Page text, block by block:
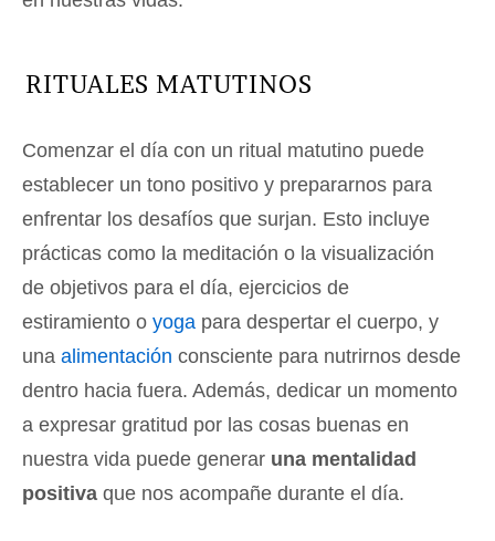
RITUALES MATUTINOS
Comenzar el día con un ritual matutino puede
establecer un tono positivo y prepararnos para
enfrentar los desafíos que surjan. Esto incluye
prácticas como la meditación o la visualización
de objetivos para el día, ejercicios de
estiramiento o yoga para despertar el cuerpo, y
una alimentación consciente para nutrirnos desde
dentro hacia fuera. Además, dedicar un momento
a expresar gratitud por las cosas buenas en
nuestra vida puede generar una mentalidad
positiva que nos acompañe durante el día.